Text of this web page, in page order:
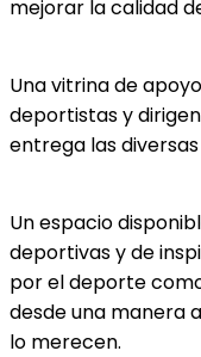
mejorar la calidad
Una vitrina de
deportistas y
entrega las
Un espacio
deportivas y de
por el deporte
desde una manera
lo merecen.